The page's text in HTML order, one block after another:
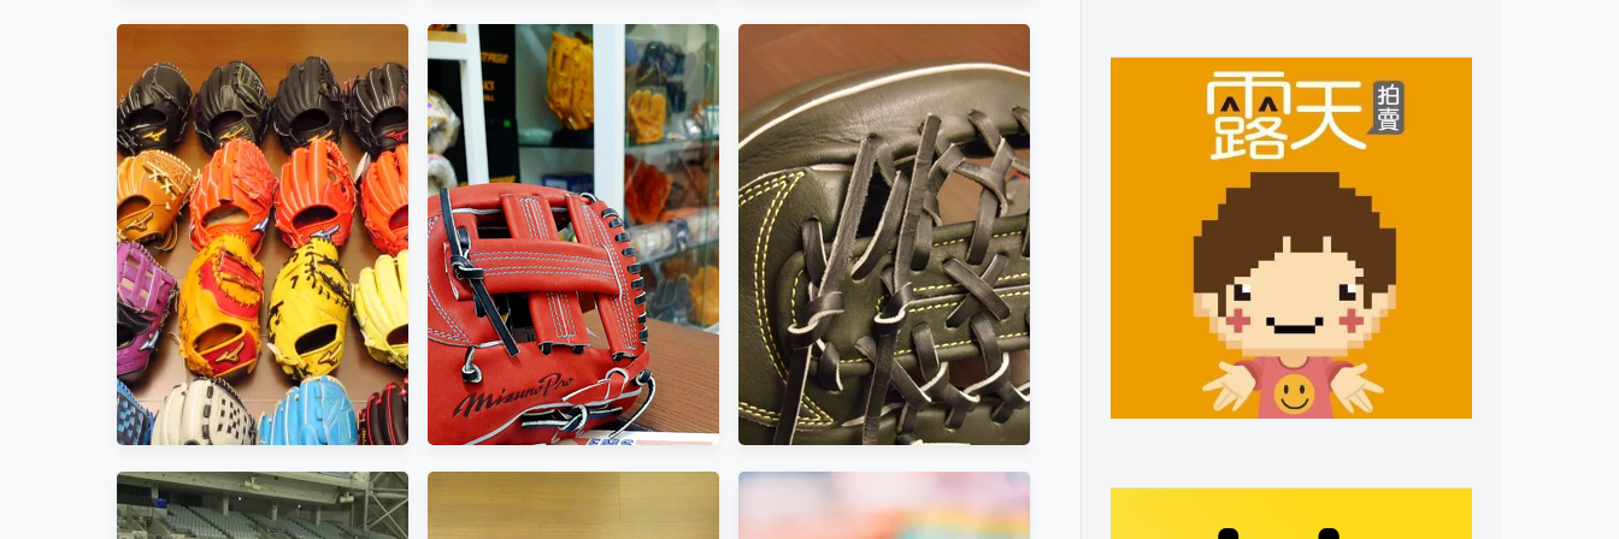
【圓圓小舖】老闆：早餐請給
我一份mizuno pro的三明
治！！
Outing Notice：
2018.4.28~2018.5.7
(Netherlands)
<手套欣賞>鑲金的棒球手套~
日製硬式mizuno pro order前
田健太限定式樣(金色鋼印版
本)